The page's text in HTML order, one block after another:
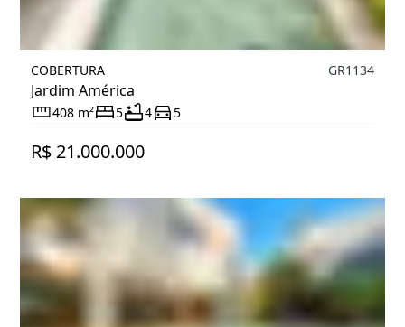
COBERTURA
Jardim América
GR1134
408 m² 5 4 5
R$ 21.000.000